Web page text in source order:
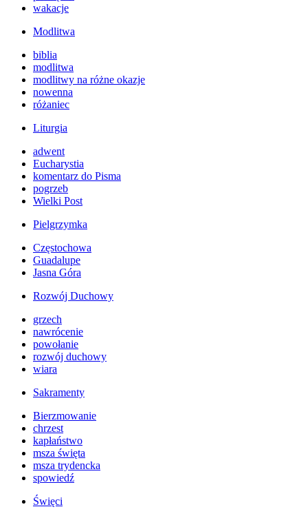
wakacje
Modlitwa
biblia
modlitwa
modlitwy na różne okazje
nowenna
różaniec
Liturgia
adwent
Eucharystia
komentarz do Pisma
pogrzeb
Wielki Post
Pielgrzymka
Częstochowa
Guadalupe
Jasna Góra
Rozwój Duchowy
grzech
nawrócenie
powołanie
rozwój duchowy
wiara
Sakramenty
Bierzmowanie
chrzest
kapłaństwo
msza święta
msza trydencka
spowiedź
Święci